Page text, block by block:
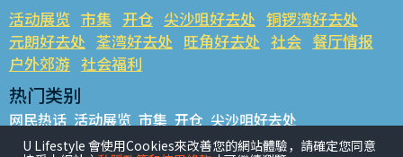
活动展览 市集 开仓 尖沙咀好去处 铜锣湾好去处
元朗好去处 荃湾好去处 旺角好去处 社会 餐厅情报
户外郊游 社会福利
热门类别
网民热话 活动展览 市集 开仓 尖沙咀好去处
铜锣湾好去处 元朗好去处 荃湾好去处 旺角好去处 社会
U Lifestyle 會使用Cookies來改善您的網站體驗，請確定您同意